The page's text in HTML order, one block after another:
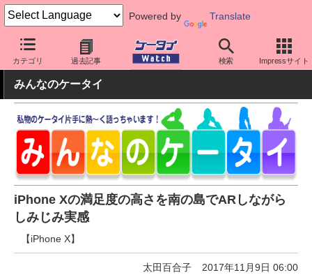
Powered by Translate
カテゴリ 過去記事 検索 Impressサイト
ケータイ Watch OS iPhone (iOS) iPhone本体
みんなのケータイ
iPhone Xの満足度の高さを南の島でARしながら
しみじみ実感
【iPhone X】
太田百合子 2017年11月9日 06:00